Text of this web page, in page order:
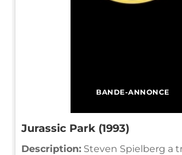
BANDE-ANNONCE
Jurassic Park (1993)
Description: Steven Spielberg a